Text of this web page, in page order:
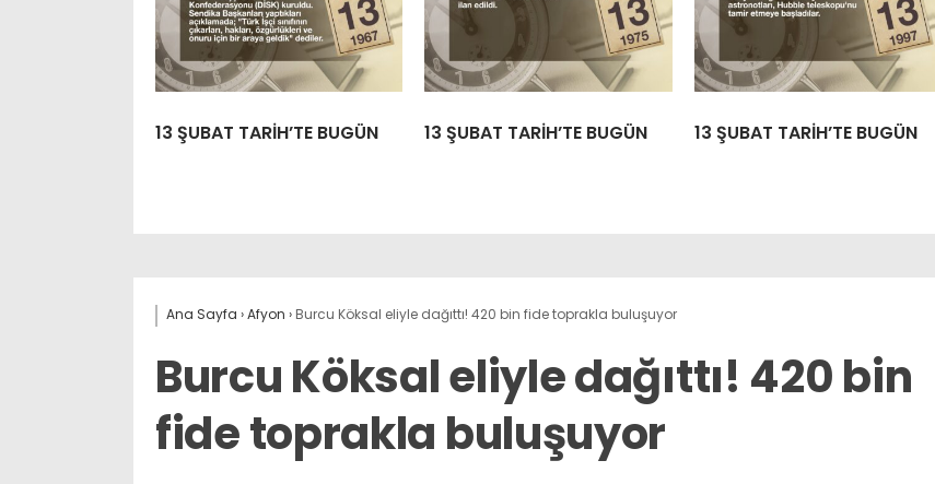
13 ŞUBAT TARİH’TE BUGÜN 13 ŞUBAT TARİH’TE BUGÜN 13 ŞUBAT TARİH’TE BUGÜN
Ana Sayfa ›Afyon › Burcu Köksal eliyle dağıttı! 420 bin fide toprakla buluşuyor
Burcu Köksal eliyle dağıttı! 420 bin
fide toprakla buluşuyor